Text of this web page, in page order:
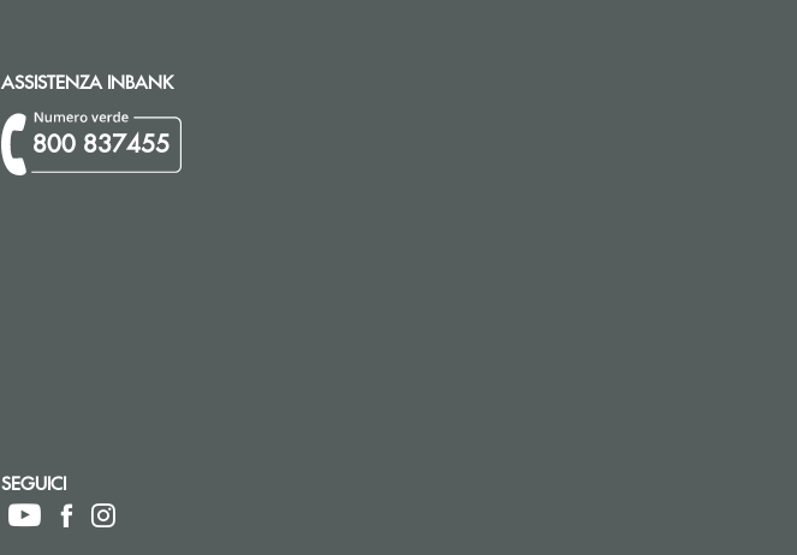
ASSISTENZA INBANK
800 837455
SEGUICI